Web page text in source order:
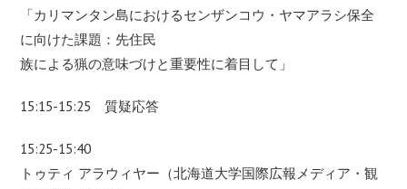
「カリマンタン島におけるセンザンコウ・ヤマアラシ保全
に向けた課題：先住民
族による猟の意味づけと重要性に着目して」
15:15-15:25 質疑応答
15:25-15:40
トゥティ アラウィヤー（北海道大学国際広報メディア・観